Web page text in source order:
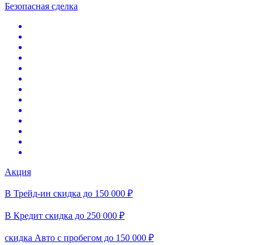
Безопасная сделка
Акция
В Трейд-ин скидка до 150 000 ₽
В Кредит скидка до 250 000 ₽
скидка Авто с пробегом до 150 000 ₽